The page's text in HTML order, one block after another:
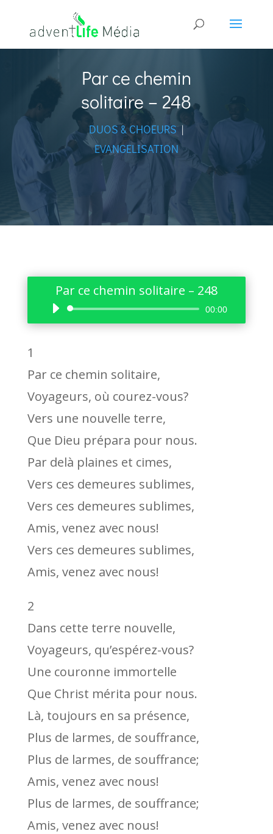
Par ce chemin
solitaire – 248
DUOS & CHOEURS |
EVANGELISATION
Par ce chemin solitaire – 248
Lecteur
audio
00:00
1
Par ce chemin solitaire,
Voyageurs, où courez-vous?
Vers une nouvelle terre,
Que Dieu prépara pour nous.
Par delà plaines et cimes,
Vers ces demeures sublimes,
Vers ces demeures sublimes,
Amis, venez avec nous!
Vers ces demeures sublimes,
Amis, venez avec nous!
2
Dans cette terre nouvelle,
Voyageurs, qu’espérez-vous?
Une couronne immortelle
Que Christ mérita pour nous.
Là, toujours en sa présence,
Plus de larmes, de souffrance,
Plus de larmes, de souffrance;
Amis, venez avec nous!
Plus de larmes, de souffrance;
Amis, venez avec nous!